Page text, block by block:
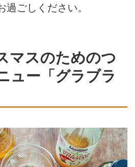
ごしください。
マスのためのつ
ュー「グラブラ